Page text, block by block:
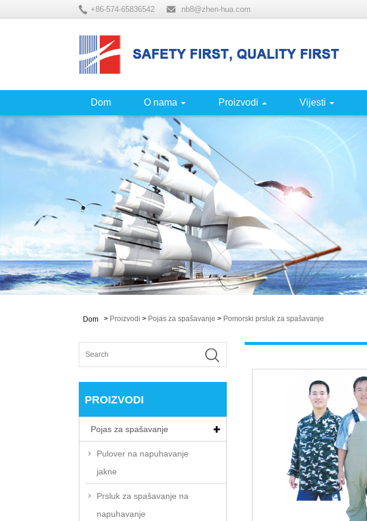
+86-574-65836542 nb8@zhen-hua.com
Dom O nama Proizvodi Vijesti
Dom > Proizvodi > Pojas za spašavanje > Pomorski prsluk za spašavanje
PROIZVODI
Pojas za spašavanje
Pulover na napuhavanje
jakne
Prsluk za spašavanje na
napuhavanje